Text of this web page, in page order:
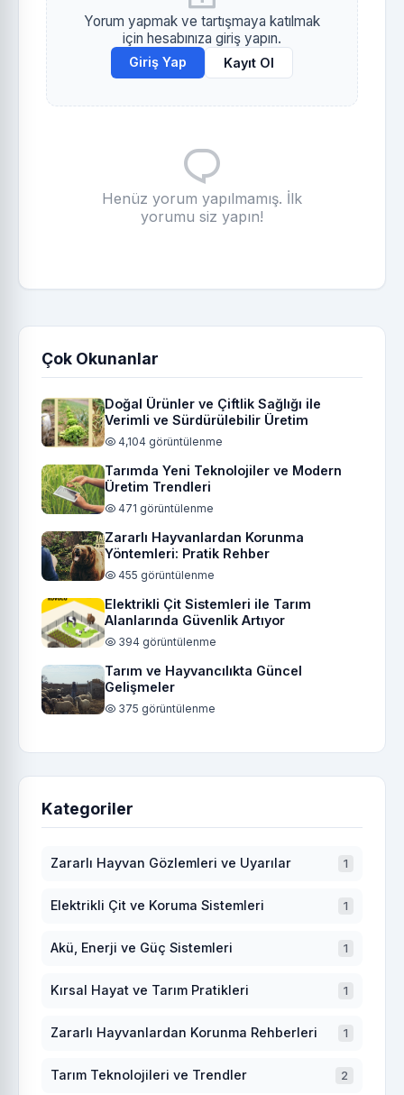
Yorum yapmak ve tartışmaya katılmak
için hesabınıza giriş yapın.
Giriş Yap Kayıt Ol
Henüz yorum yapılmamış. İlk
yorumu siz yapın!
Çok Okunanlar
Doğal Ürünler ve Çiftlik Sağlığı ile
Verimli ve Sürdürülebilir Üretim
4,104 görüntülenme
Tarımda Yeni Teknolojiler ve Modern
Üretim Trendleri
471 görüntülenme
Zararlı Hayvanlardan Korunma
Yöntemleri: Pratik Rehber
455 görüntülenme
Elektrikli Çit Sistemleri ile Tarım
Alanlarında Güvenlik Artıyor
394 görüntülenme
Tarım ve Hayvancılıkta Güncel
Gelişmeler
375 görüntülenme
Kategoriler
Zararlı Hayvan Gözlemleri ve Uyarılar 1
Elektrikli Çit ve Koruma Sistemleri 1
Akü, Enerji ve Güç Sistemleri 1
Kırsal Hayat ve Tarım Pratikleri 1
Zararlı Hayvanlardan Korunma Rehberleri 1
Tarım Teknolojileri ve Trendler 2